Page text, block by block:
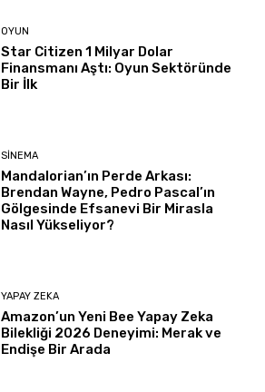
OYUN
Star Citizen 1 Milyar Dolar
Finansmanı Aştı: Oyun Sektöründe
Bir İlk
SINEMA
Mandalorian’ın Perde Arkası:
Brendan Wayne, Pedro Pascal’ın
Gölgesinde Efsanevi Bir Mirasla
Nasıl Yükseliyor?
YAPAY ZEKA
Amazon’un Yeni Bee Yapay Zeka
Bilekliği 2026 Deneyimi: Merak ve
Endişe Bir Arada